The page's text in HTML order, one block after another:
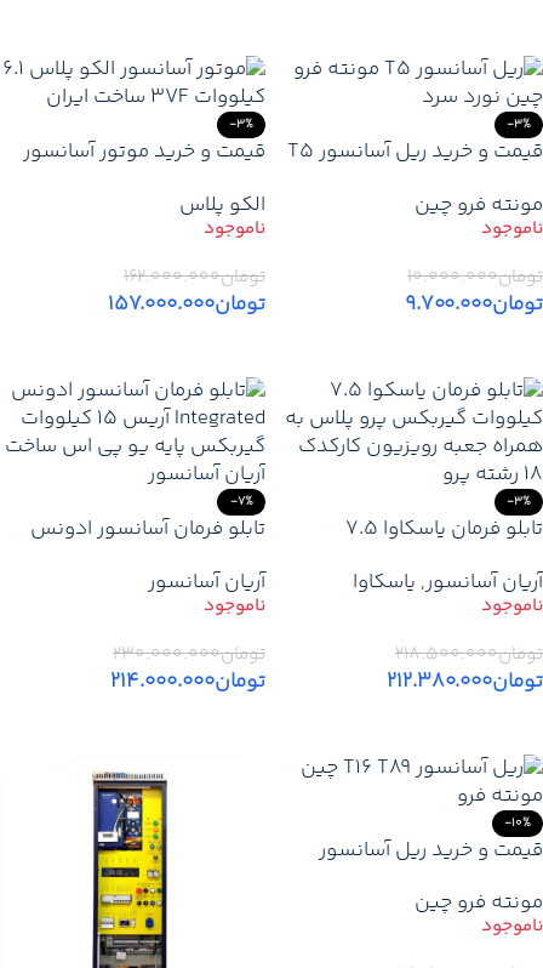
-3%
قیمت و خرید ریل آسانسور T5
مونته فرو چین
تومان۱۰.۰۰۰.۰۰۰
تومان۹.۷۰۰.۰۰۰
-3%
قیمت و خرید موتور آسانسور
نفره
الکو پلاس
تومان۱۶۲.۰۰۰.۰۰۰
تومان۱۵۷.۰۰۰.۰۰۰
-3%
تابلو فرمان یاسکاوا 7.5
پایه یو پی اس + کارکدک –
قیمت و خرید
آریان آسانسور, یاسکاوا
تومان۲۱۸.۵۰۰.۰۰۰
تومان۲۱۲.۳۸۰.۰۰۰
-7%
تابلو فرمان آسانسور ادونس
گیربکس پایه یو پی اس
آریان آسانسور
تومان۲۳۰.۰۰۰.۰۰۰
تومان۲۱۴.۰۰۰.۰۰۰
-10%
قیمت و خرید ریل آسانسور
مونته فرو چین